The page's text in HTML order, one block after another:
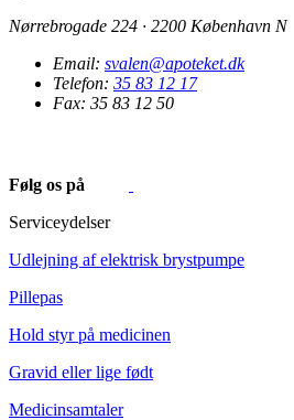
Nørrebrogade 224 · 2200 København N
Email: svalen@apoteket.dk
Telefon: 35 83 12 17
Fax: 35 83 12 50
Følg os på
Serviceydelser
Udlejning af elektrisk brystpumpe
Pillepas
Hold styr på medicinen
Gravid eller lige født
Medicinsamtaler